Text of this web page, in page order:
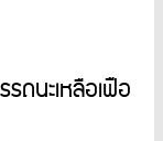
ถนะเหลือเฟือ